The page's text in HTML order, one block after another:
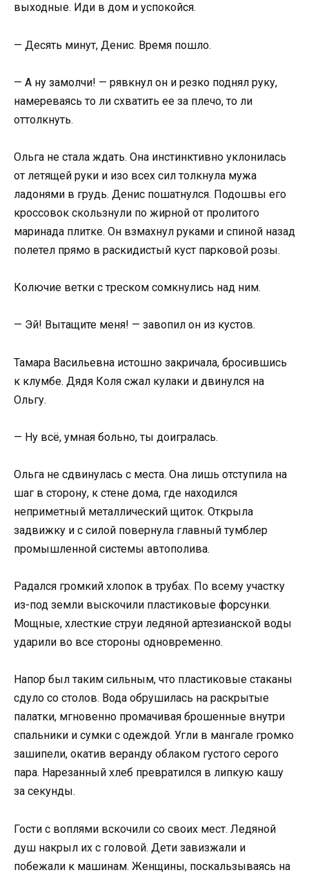
выходные. Иди в дом и успокойся.
— Десять минут, Денис. Время пошло.
— А ну замолчи! — рявкнул он и резко поднял руку,
намереваясь то ли схватить ее за плечо, то ли
оттолкнуть.
Ольга не стала ждать. Она инстинктивно уклонилась
от летящей руки и изо всех сил толкнула мужа
ладонями в грудь. Денис пошатнулся. Подошвы его
кроссовок скользнули по жирной от пролитого
маринада плитке. Он взмахнул руками и спиной назад
полетел прямо в раскидистый куст парковой розы.
Колючие ветки с треском сомкнулись над ним.
— Эй! Вытащите меня! — завопил он из кустов.
Тамара Васильевна истошно закричала, бросившись
к клумбе. Дядя Коля сжал кулаки и двинулся на
Ольгу.
— Ну всё, умная больно, ты доигралась.
Ольга не сдвинулась с места. Она лишь отступила на
шаг в сторону, к стене дома, где находился
неприметный металлический щиток. Открыла
задвижку и с силой повернула главный тумблер
промышленной системы автополива.
Радался громкий хлопок в трубах. По всему участку
из-под земли выскочили пластиковые форсунки.
Мощные, хлесткие струи ледяной артезианской воды
ударили во все стороны одновременно.
Напор был таким сильным, что пластиковые стаканы
сдуло со столов. Вода обрушилась на раскрытые
палатки, мгновенно промачивая брошенные внутри
спальники и сумки с одеждой. Угли в мангале громко
зашипели, окатив веранду облаком густого серого
пара. Нарезанный хлеб превратился в липкую кашу
за секунды.
Гости с воплями вскочили со своих мест. Ледяной
душ накрыл их с головой. Дети завизжали и
побежали к машинам. Женщины, поскальзываясь на